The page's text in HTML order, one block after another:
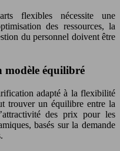
flexibles nécessite une
des ressources, la
du personnel doivent être
équilibré
adapté à la flexibilité
trouver un équilibre entre la
des prix pour les
basés sur la demande